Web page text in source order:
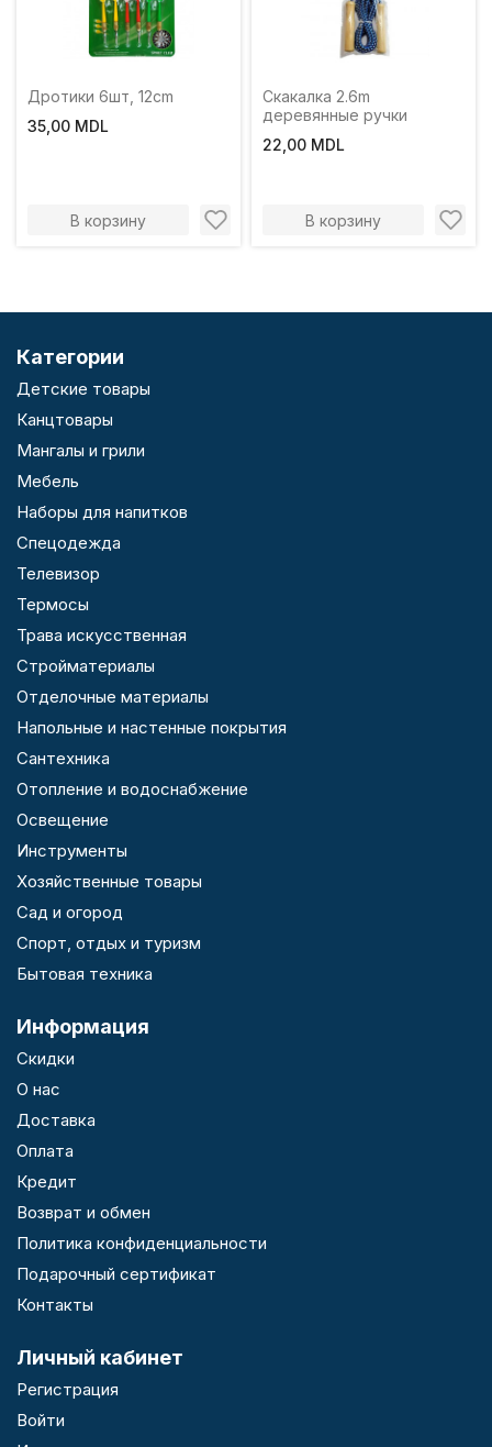
Дротики 6шт, 12cm
35,00 MDL
В корзину
Скакалка 2.6m
деревянные ручки
22,00 MDL
В корзину
Категории
Детские товары
Канцтовары
Мангалы и грили
Мебель
Наборы для напитков
Спецодежда
Телевизор
Термосы
Трава искусственная
Стройматериалы
Отделочные материалы
Напольные и настенные покрытия
Сантехника
Отопление и водоснабжение
Освещение
Инструменты
Хозяйственные товары
Сад и огород
Спорт, отдых и туризм
Бытовая техника
Информация
Скидки
О нас
Доставка
Оплата
Кредит
Возврат и обмен
Политика конфиденциальности
Подарочный сертификат
Контакты
Личный кабинет
Регистрация
Войти